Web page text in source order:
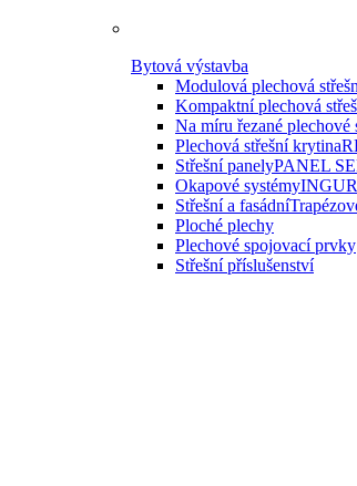
Bytová výstavba
Modulová plechová
Kompaktní plechová
Na míru řezané
Plechová střešní krytina
Střešní panelyPANEL
Okapové systémy
Střešní a fasádní
Ploché plechy
Plechové spojovací prvky
Střešní příslušenství